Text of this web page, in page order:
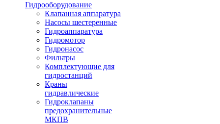
Гидрооборудование
Клапанная аппаратура
Насосы шестеренные
Гидроаппаратура
Гидромотор
Гидронасос
Фильтры
Комплектующие для
гидростанций
Краны
гидравлические
Гидроклапаны
предохранительные
МКПВ